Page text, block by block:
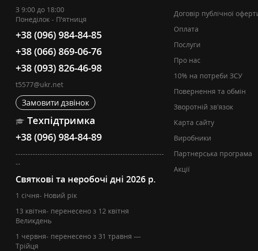
З 9:00 до 18:00
Понеділок - П'ятниця
+38 (096) 984-84-85
+38 (066) 869-06-76
+38 (093) 826-46-98
t5577@ukr.net
Замовити дзвінок
Техпідтримка
+38 (096) 984-84-89
-------------------------------------------------------------
--
Святкові та неробочі дні 2026 р.
1 січня- Новий рік
13 квітня- перенесено з 12 квітня
Великдень
1 червня- перенесено з 31 травня —
Трійця
Договір публічної
Оплата
Послуги
Про нас
10% на потреби ЗСУ
Повернення та обмін
Зворотній зв’язок
Карта сайту
Виробники
Партнерська програма
Акції